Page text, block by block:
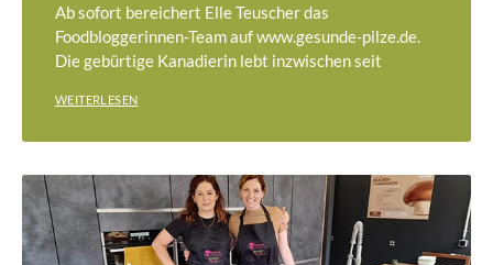
Ab sofort bereichert Elle Teuscher das
Foodbloggerinnen-Team auf www.gesunde-pilze.de.
Die gebürtige Kanadierin lebt inzwischen seit
WEITERLESEN